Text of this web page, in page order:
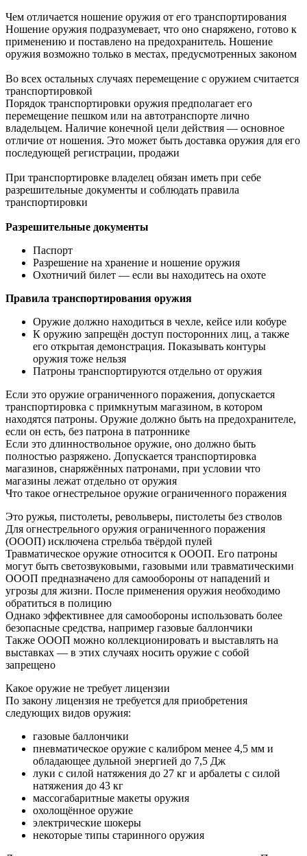
Чем отличается ношение оружия от его транспортирования
Ношение оружия подразумевает, что оно снаряжено, готово к
применению и поставлено на предохранитель. Ношение
оружия возможно только в местах, предусмотренных законом
Во всех остальных случаях перемещение с оружием считается
транспортировкой
Порядок транспортировки оружия предполагает его
перемещение пешком или на автотранспорте лично
владельцем. Наличие конечной цели действия — основное
отличие от ношения. Это может быть доставка оружия для его
последующей регистрации, продажи
При транспортировке владелец обязан иметь при себе
разрешительные документы и соблюдать правила
транспортировки
Разрешительные документы
Паспорт
Разрешение на хранение и ношение оружия
Охотничий билет — если вы находитесь на охоте
Правила транспортирования оружия
Оружие должно находиться в чехле, кейсе или кобуре
К оружию запрещён доступ посторонних лиц, а также
его открытая демонстрация. Показывать контуры
оружия тоже нельзя
Патроны транспортируются отдельно от оружия
Если это оружие ограниченного поражения, допускается
транспортировка с примкнутым магазином, в котором
находятся патроны. Оружие должно быть на предохранителе,
если он есть, без патрона в патроннике
Если это длинноствольное оружие, оно должно быть
полностью разряжено. Допускается транспортировка
магазинов, снаряжённых патронами, при условии что
магазины лежат отдельно от оружия
Что такое огнестрельное оружие ограниченного поражения
Это ружья, пистолеты, револьверы, пистолеты без стволов
Для огнестрельного оружия ограниченного поражения
(ОООП) исключена стрельба твёрдой пулей
Травматическое оружие относится к ОООП. Его патроны
могут быть светозвуковыми, газовыми или травматическими
ОООП предназначено для самообороны от нападений и
угрозы для жизни. После применения оружия необходимо
обратиться в полицию
Однако эффективнее для самообороны использовать более
безопасные средства, например газовые баллончики
Также ОООП можно коллекционировать и выставлять на
выставках — в этих случаях носить оружие с собой
запрещено
Какое оружие не требует лицензии
По закону лицензия не требуется для приобретения
следующих видов оружия:
газовые баллончики
пневматическое оружие с калибром менее 4,5 мм и
обладающее дульной энергией до 7,5 Дж
луки с силой натяжения до 27 кг и арбалеты с силой
натяжения до 43 кг
массогабаритные макеты оружия
охолощённое оружие
электрические шокеры
некоторые типы старинного оружия